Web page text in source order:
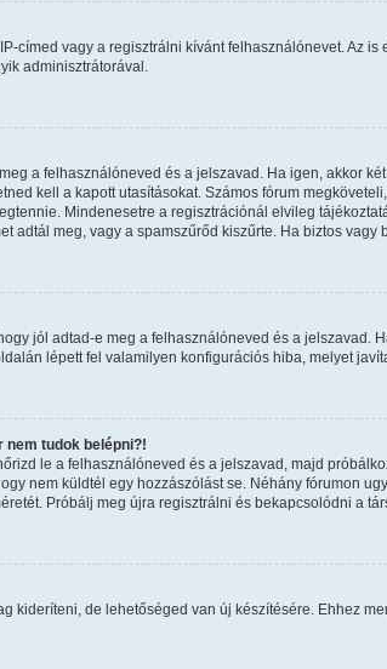
címed vagy a regisztrálni kívánt felhasználónevet. Az
adminisztrátorával.
a felhasználóneved és a jelszavad. Ha igen, akkor
kell a kapott utasításokat. Számos fórum
Mindenesetre a regisztrációnál elvileg
adtál meg, vagy a spamszűrőd kiszűrte. Ha biztos
jól adtad-e meg a felhasználóneved és a
lépett fel valamilyen konfigurációs hiba, melyet
nem tudok belépni?!
le a felhasználóneved és a jelszavad, majd
nem küldtél egy hozzászólást se. Néhány fórumon
Próbálj meg újra regisztrálni és bekapcsolódni a
kideríteni, de lehetőséged van új készítésére. Ehhez